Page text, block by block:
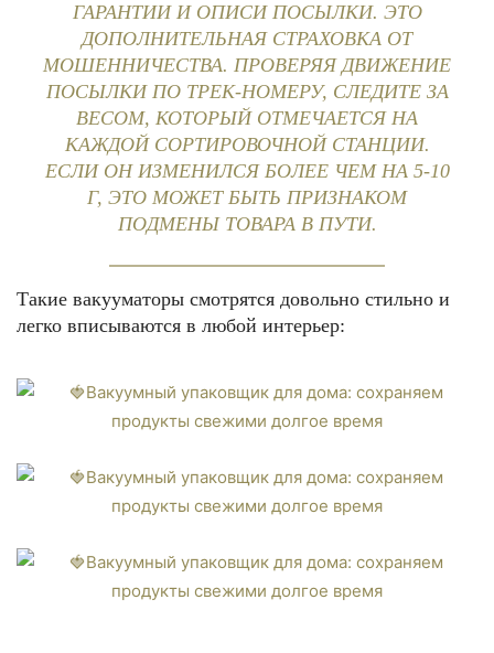
ГАРАНТИИ И ОПИСИ ПОСЫЛКИ. ЭТО
ДОПОЛНИТЕЛЬНАЯ СТРАХОВКА ОТ
МОШЕННИЧЕСТВА. ПРОВЕРЯЯ ДВИЖЕНИЕ
ПОСЫЛКИ ПО ТРЕК-НОМЕРУ, СЛЕДИТЕ ЗА
ВЕСОМ, КОТОРЫЙ ОТМЕЧАЕТСЯ НА
КАЖДОЙ СОРТИРОВОЧНОЙ СТАНЦИИ.
ЕСЛИ ОН ИЗМЕНИЛСЯ БОЛЕЕ ЧЕМ НА 5-10
Г, ЭТО МОЖЕТ БЫТЬ ПРИЗНАКОМ
ПОДМЕНЫ ТОВАРА В ПУТИ.
Такие вакууматоры смотрятся довольно стильно и
легко вписываются в любой интерьер: